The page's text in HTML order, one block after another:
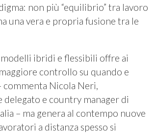
non più “equilibrio” tra lavoro
una vera e propria fusione tra le
ibridi e flessibili offre ai
controllo su quando e
commenta Nicola Neri,
e country manager di
– ma genera al contempo nuove
a distanza spesso si